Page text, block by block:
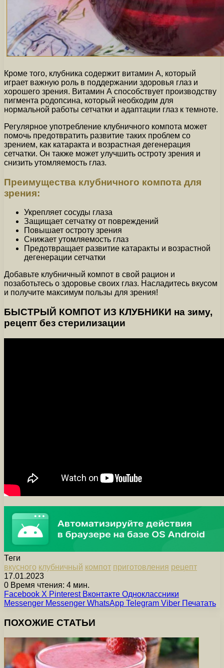
Кроме того, клубника содержит витамин А, который
играет важную роль в поддержании здоровья глаз и
хорошего зрения. Витамин А способствует производству
пигмента родопсина, который необходим для
нормальной работы сетчатки и адаптации глаз к темноте.
Регулярное употребление клубничного компота может
помочь предотвратить развитие таких проблем со
зрением, как катаракта и возрастная дегенерация
сетчатки. Он также может улучшить остроту зрения и
снизить утомляемость глаз.
Преимущества клубничного компота для
зрения:
Укрепляет сосуды глаза
Защищает сетчатку от повреждений
Повышает остроту зрения
Снижает утомляемость глаз
Предотвращает развитие катаракты и возрастной
дегенерации сетчатки
Добавьте клубничный компот в свой рацион и
позаботьтесь о здоровье своих глаз. Насладитесь вкусом
и получите максимум пользы для зрения!
БЫСТРЫЙ КОМПОТ ИЗ КЛУБНИКИ на зиму,
рецепт без стерилизации
Теги
вкусного клубничный компот приготовления рецепт
17.01.2023
0 Время чтения: 4 мин.
Facebook X Pinterest Вконтакте Одноклассники
Messenger Messenger WhatsApp Telegram Viber Печатать
ПОХОЖИЕ СТАТЬИ